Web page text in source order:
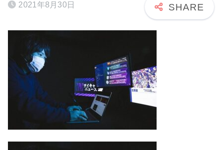
2021年8月30日